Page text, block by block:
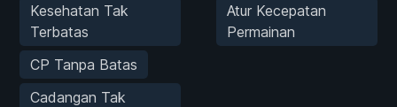
Kesehatan Tak
Terbatas
CP Tanpa Batas
Cadangan Tak
Atur Kecepatan
Permainan